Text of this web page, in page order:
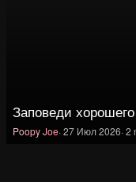
Заповеди
Poopy Joe 27 Июл 2026 2